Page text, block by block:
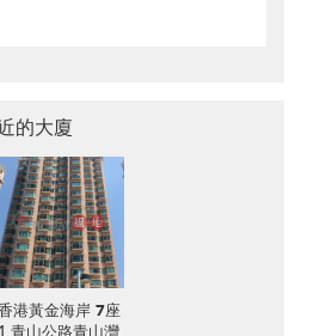
的大廈
港黃金海岸 7座